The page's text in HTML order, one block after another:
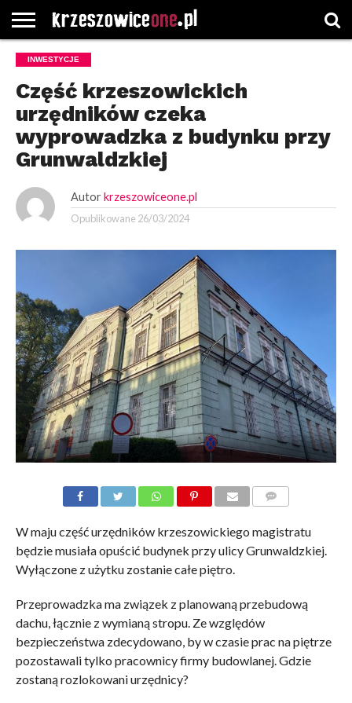
STRONA
GŁÓWNA
WYBORY
WYBIERZ
ROZKŁADY
GREGORCZYK
KONTAKT
INWESTYCJE
Część krzeszowickich
urzędników czeka
wyprowadzka z budynku przy
Grunwaldzkiej
Autor krzeszowiceone.pl
Opublikowane 26/03/2024
W maju część urzędników krzeszowickiego magistratu
będzie musiała opuścić budynek przy ulicy Grunwaldzkiej.
Wyłączone z użytku zostanie całe piętro.
Przeprowadzka ma związek z planowaną przebudową
dachu, łącznie z wymianą stropu. Ze względów
bezpieczeństwa zdecydowano, by w czasie prac na piętrze
pozostawali tylko pracownicy firmy budowlanej. Gdzie
zostaną rozlokowani urzędnicy?